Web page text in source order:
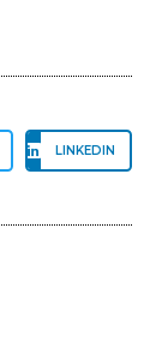
LINKEDIN